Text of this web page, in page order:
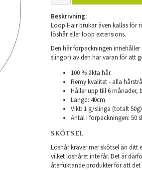
Beskrivning:
Loop Hair brukar även kallas för
löshår eller loop extensions.
Den här förpackningen innehåller
slingor) av den här varan för att
100 % äkta hår.
Remy kvalitet - alla
Håller upp till 6 månader,
Längd: 40cm.
Vikt: 1 g/slinga (totalt
Antal i förpackningen: 50
SKÖTSEL
Löshår kräver mer skötsel än
vilket löshåret inte får. Det är
återfuktande produkter för att